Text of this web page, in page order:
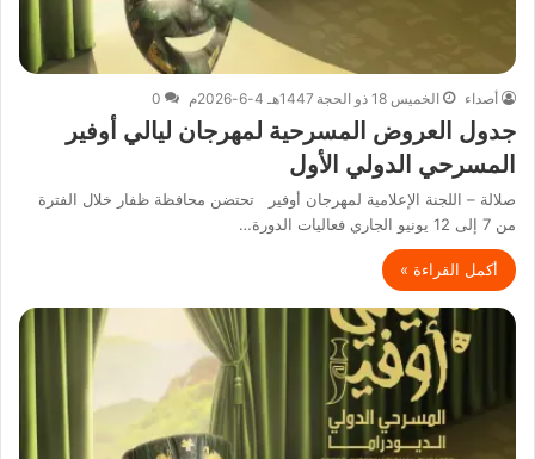
أصداء الخميس 18 ذو الحجة 1447هـ 4-6-2026م 0
جدول العروض المسرحية لمهرجان ليالي أوفير
المسرحي الدولي الأول
صلالة – اللجنة الإعلامية لمهرجان أوفير تحتضن محافظة ظفار خلال الفترة
من 7 إلى 12 يونيو الجاري فعاليات الدورة…
أكمل القراءة »